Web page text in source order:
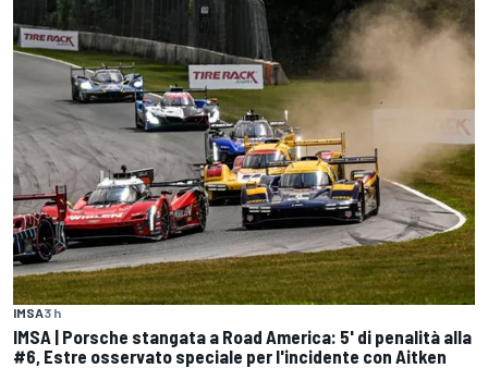
IMSA3 h
IMSA | Porsche stangata a Road America: 5' di penalità alla
#6, Estre osservato speciale per l'incidente con Aitken